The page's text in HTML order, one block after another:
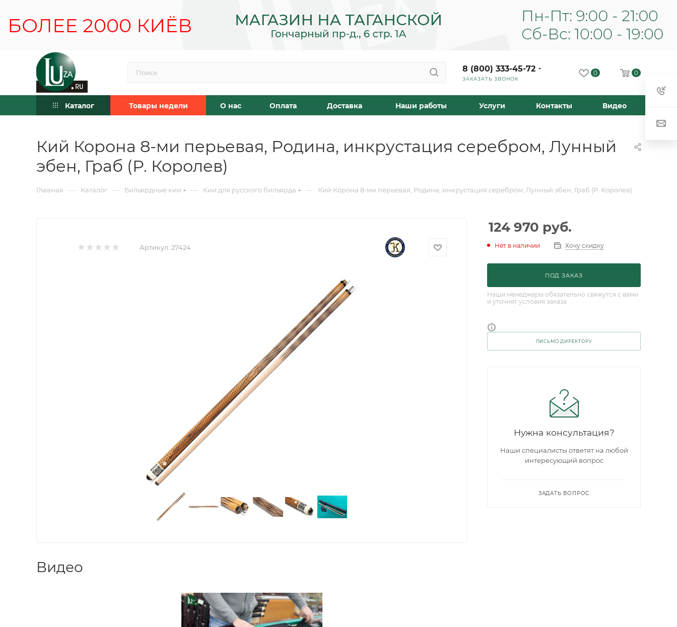
8 (800) 333-45-72
ЗАКАЗАТЬ ЗВОНОК
0 0
Каталог Товары недели О нас Оплата Доставка Наши работы Услуги Контакты Видео
Кий Корона 8-ми перьевая, Родина, инкрустация серебром, Лунный
эбен, Граб (Р. Королев)
Главная — Каталог — Бильярдные кии — Кии для русского бильярда — Кий Корона 8-ми перьевая, Родина, инкрустация серебром, Лунный эбен, Граб (Р. Королев)
Артикул: 27424
Видео
124 970 руб.
Нет в наличии Хочу скидку
ПОД ЗАКАЗ
Наши менеджеры обязательно свяжутся с вами
и уточнят условия заказа
ПИСЬМО ДИРЕКТОРУ
Нужна консультация?
Наши специалисты ответят на любой
интересующий вопрос
ЗАДАТЬ ВОПРОС